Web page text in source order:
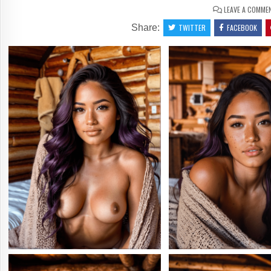
LEAVE A
0
44
SHARE
Share:
TWITTER FACEBOOK